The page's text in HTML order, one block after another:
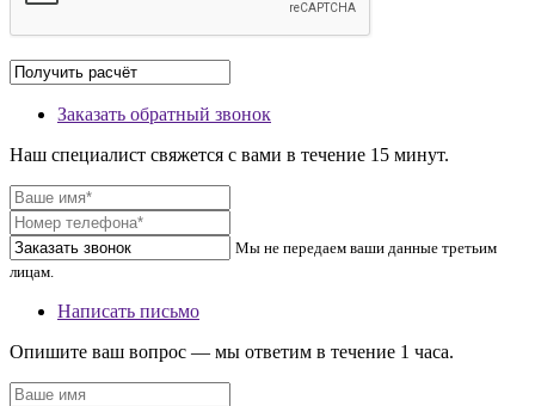
Заказать обратный звонок
Наш специалист свяжется с вами в течение 15 минут.
Мы не передаем ваши данные третьим
лицам.
Написать письмо
Опишите ваш вопрос — мы ответим в течение 1 часа.